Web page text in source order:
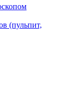
(пульпит,